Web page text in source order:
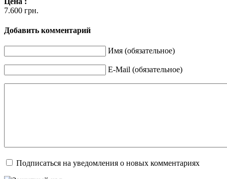
7.600 грн.
Добавить комментарий
Имя (обязательное)
E-Mail (обязательное)
Подписаться на уведомления о новых комментариях